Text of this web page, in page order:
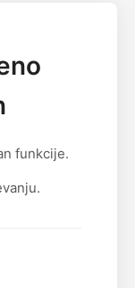
funkcije.